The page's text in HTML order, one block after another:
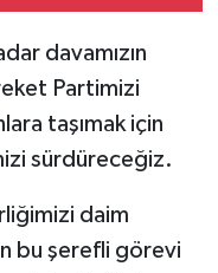
davamızın
Partimizi
taşımak için
sürdüreceğiz.
daim
bu şerefli görevi